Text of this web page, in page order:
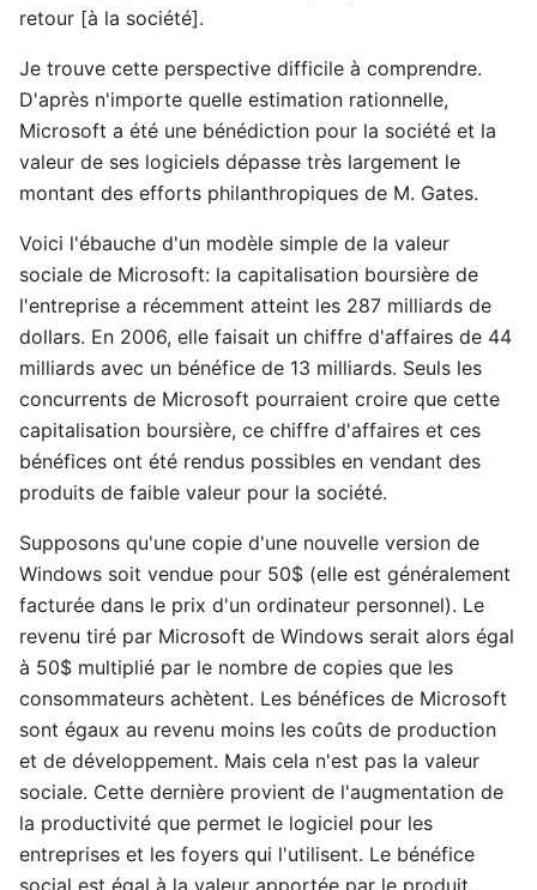
retour [à la société].
Je trouve cette perspective difficile à comprendre.
D'après n'importe quelle estimation rationnelle,
Microsoft a été une bénédiction pour la société et la
valeur de ses logiciels dépasse très largement le
montant des efforts philanthropiques de M. Gates.
Voici l'ébauche d'un modèle simple de la valeur
sociale de Microsoft: la capitalisation boursière de
l'entreprise a récemment atteint les 287 milliards de
dollars. En 2006, elle faisait un chiffre d'affaires de 44
milliards avec un bénéfice de 13 milliards. Seuls les
concurrents de Microsoft pourraient croire que cette
capitalisation boursière, ce chiffre d'affaires et ces
bénéfices ont été rendus possibles en vendant des
produits de faible valeur pour la société.
Supposons qu'une copie d'une nouvelle version de
Windows soit vendue pour 50$ (elle est généralement
facturée dans le prix d'un ordinateur personnel). Le
revenu tiré par Microsoft de Windows serait alors égal
à 50$ multiplié par le nombre de copies que les
consommateurs achètent. Les bénéfices de Microsoft
sont égaux au revenu moins les coûts de production
et de développement. Mais cela n'est pas la valeur
sociale. Cette dernière provient de l'augmentation de
la productivité que permet le logiciel pour les
entreprises et les foyers qui l'utilisent. Le bénéfice
social est égal à la valeur apportée par le produit,